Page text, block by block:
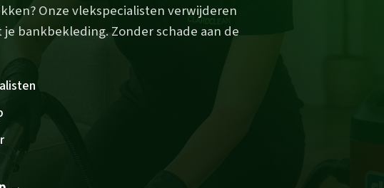
Onze vlekspecialisten verwijderen
bankbekleding. Zonder schade aan de